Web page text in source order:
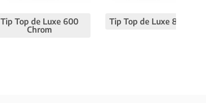
Tip Top de Luxe 600
Chrom
Tip Top de Luxe 800